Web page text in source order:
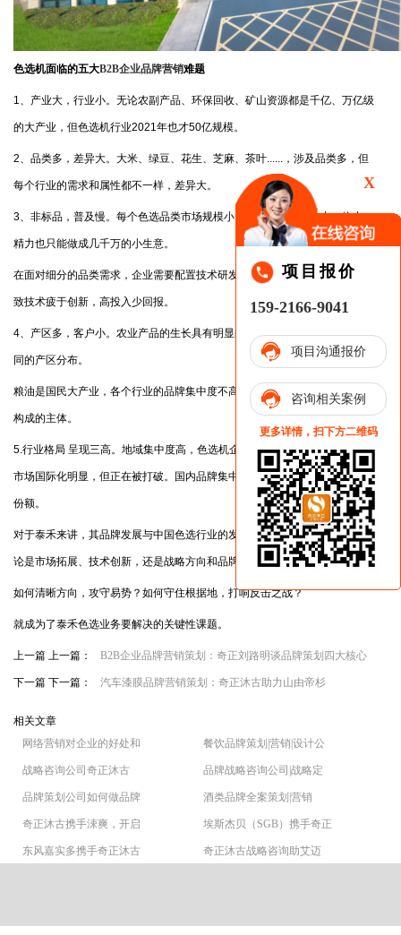
色选机面临的五大B2B企业品牌营销难题
1、产业大，行业小。无论农副产品、环保回收、矿山资源都是千亿、万亿级
的大产业，但色选机行业2021年也才50亿规模。
2、品类多，差异大。大米、绿豆、花生、芝麻、茶叶......，涉及品类多，但
每个行业的需求和属性都不一样，差异大。
3、非标品，普及慢。每个色选品类市场规模小，厂家投入大量人力、物力、
精力也只能做成几千万的小生意。
在面对细分的品类需求，企业需要配置技术研发人员进行攻关。需求分散导
致技术疲于创新，高投入少回报。
4、产区多，客户小。农业产品的生长具有明显的地域性，不同的品种有着不
同的产区分布。
粮油是国民大产业，各个行业的品牌集中度不高，大量的小企业，仍是市场
构成的主体。
5.行业格局 呈现三高。地域集中度高，色选机企业主要集中在合肥；。高端
市场国际化明显，但正在被打破。国内品牌集中度高，行业四大家占据60%
份额。
对于泰禾来讲，其品牌发展与中国色选行业的发展相呼应，但上市之后，无
论是市场拓展、技术创新，还是战略方向和品牌推广，均面临极大的挑战。
如何清晰方向，攻守易势？如何守住根据地，打响反击之战？
就成为了泰禾色选业务要解决的关键性课题。
上一篇 上一篇： B2B企业品牌营销策划：奇正刘路明谈品牌策划四大核心
下一篇 下一篇： 汽车漆膜品牌营销策划：奇正沐古助力山由帝杉
相关文章
网络营销对企业的好处和
餐饮品牌策划|营销|设计公
战略咨询公司奇正沐古 品牌战略咨询公司|战略定
品牌策划公司如何做品牌 酒类品牌全案策划|营销
奇正沐古携手涑爽，开启 埃斯杰贝（SGB）携手奇正
东风嘉实多携手奇正沐古 奇正沐古战略咨询助艾迈
X
项目报价
159-2166-9041
项目沟通报价
咨询相关案例
更多详情，扫下方二维码